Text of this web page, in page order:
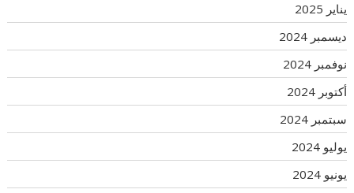
يناير 2025
ديسمبر 2024
نوفمبر 2024
أكتوبر 2024
سبتمبر 2024
يوليو 2024
يونيو 2024